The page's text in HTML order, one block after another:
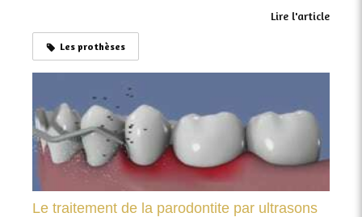
Lire l'article
Les prothèses
Le traitement de la parodontite par ultrasons